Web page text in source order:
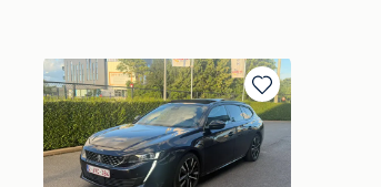
Bewaren
in
Mijn
Favorieten